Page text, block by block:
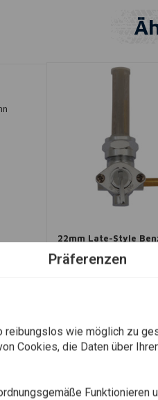
22mm Late-Style
€25,53
Präferenzen
reibungslos wie möglich zu
Cookies, die Daten über
Funktionieren